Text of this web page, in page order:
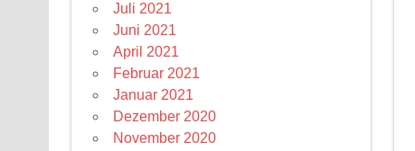
Juli 2021
Juni 2021
April 2021
Februar 2021
Januar 2021
Dezember 2020
November 2020